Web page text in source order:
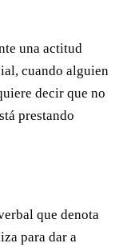
una actitud
cuando alguien
decir que no
prestando
que denota
para dar a